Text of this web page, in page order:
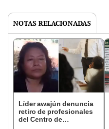
NOTAS RELACIONADAS
Líder awajún denuncia
retiro de profesionales
del Centro de